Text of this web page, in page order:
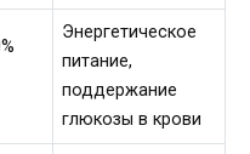
Энергетическое
питание,
поддержание
глюкозы в крови